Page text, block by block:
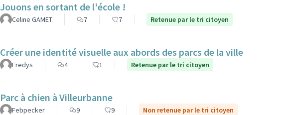
Jouons en sortant de l'école !
Celine GAMET 7 7 Retenue par le tri citoyen
Créer une identité visuelle aux abords des parcs de la ville
Fredys 4 1 Retenue par le tri citoyen
Parc à chien à Villeurbanne
Febpecker 9 9 Non retenue par le tri citoyen